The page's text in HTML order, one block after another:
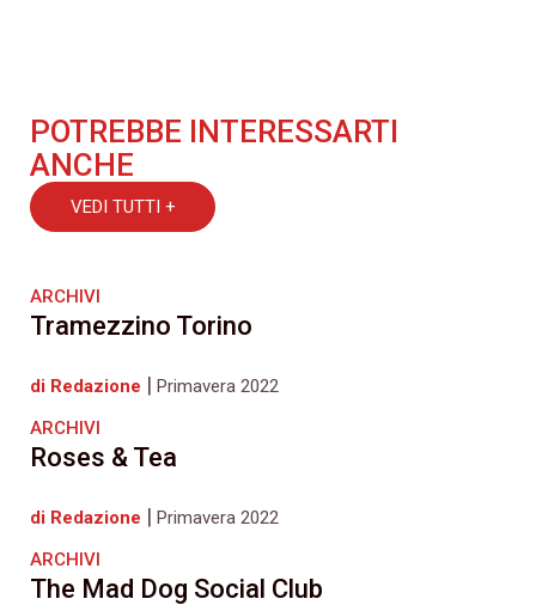
POTREBBE INTERESSARTI
ANCHE
VEDI TUTTI +
ARCHIVI
Tramezzino Torino
di Redazione | Primavera 2022
ARCHIVI
Roses & Tea
di Redazione | Primavera 2022
ARCHIVI
The Mad Dog Social Club